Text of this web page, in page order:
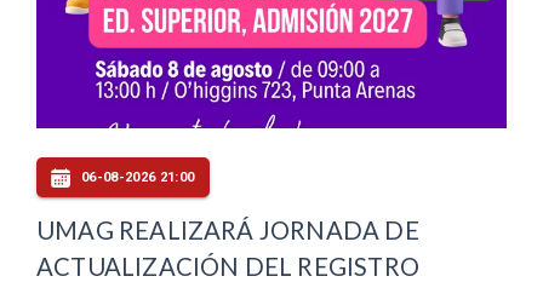
06-08-2026 21:00
UMAG REALIZARÁ JORNADA DE
ACTUALIZACIÓN DEL REGISTRO